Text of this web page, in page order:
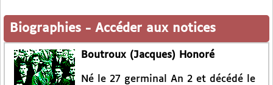
Biographies - Accéder aux notices
Boutroux (Jacques) Honoré
Né le 27 germinal An 2 et décédé le